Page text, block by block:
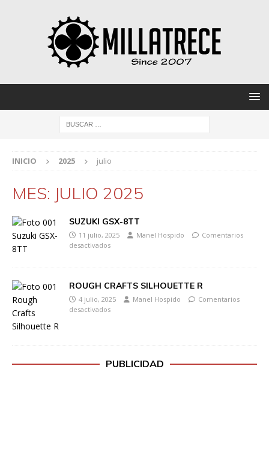
INICIO 2025 julio
MES: JULIO 2025
SUZUKI GSX-8TT
11 julio, 2025 Manel Hospido
Comentarios
desactivados
ROUGH CRAFTS SILHOUETTE R
4 julio, 2025 Manel Hospido
Comentarios
desactivados
PUBLICIDAD